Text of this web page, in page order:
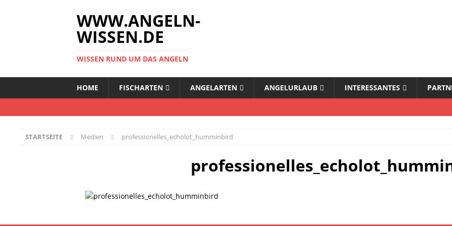
WWW.ANGELN-
WISSEN.DE
WISSEN RUND UM DAS ANGELN
HOME FISCHARTEN ANGELARTEN ANGELURLAUB INTERESSANTES
STARTSEITE Medien professionelles_echolot_humminbird